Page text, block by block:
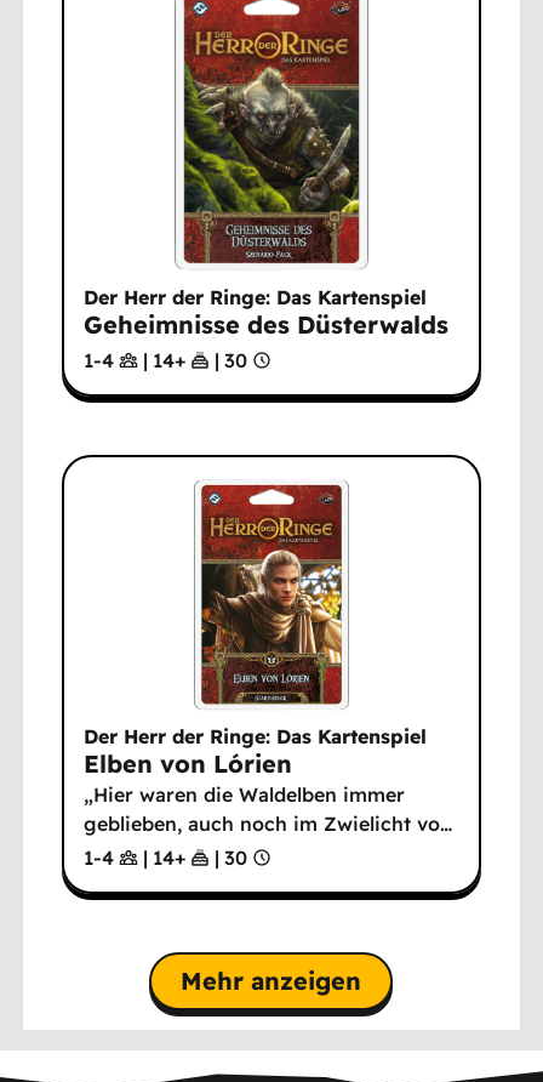
Der Herr der Ringe: Das Kartenspiel
Geheimnisse des Düsterwalds
1-4 | 14+ | 30
Der Herr der Ringe: Das Kartenspiel
Elben von Lórien
„Hier waren die Waldelben immer
geblieben, auch noch im Zwielicht vo…
1-4
| 14+ | 30
Mehr anzeigen